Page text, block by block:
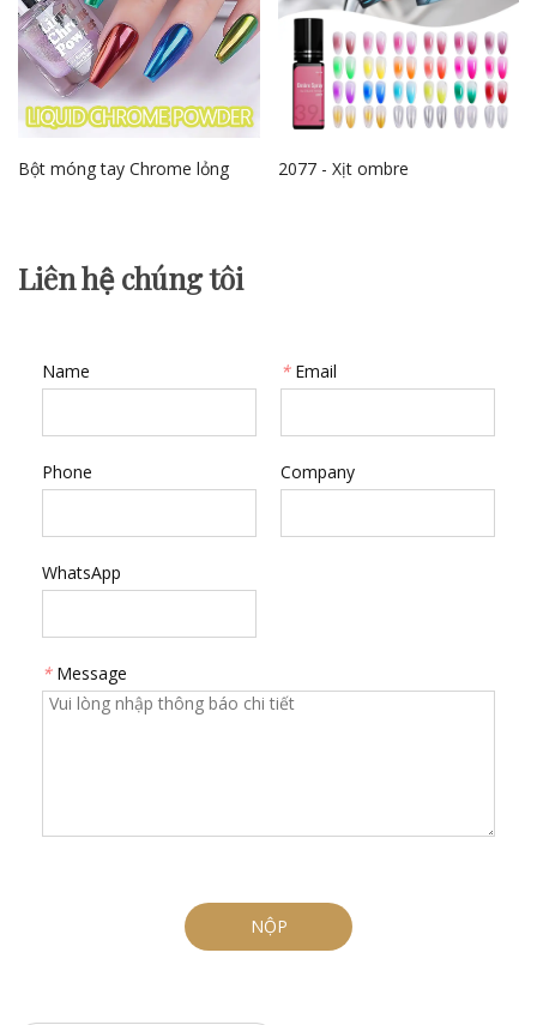
Bột móng tay Chrome lỏng 2077 - Xịt ombre
Liên hệ chúng tôi
Name * Email
Phone Company
WhatsApp
* Message
NỘP